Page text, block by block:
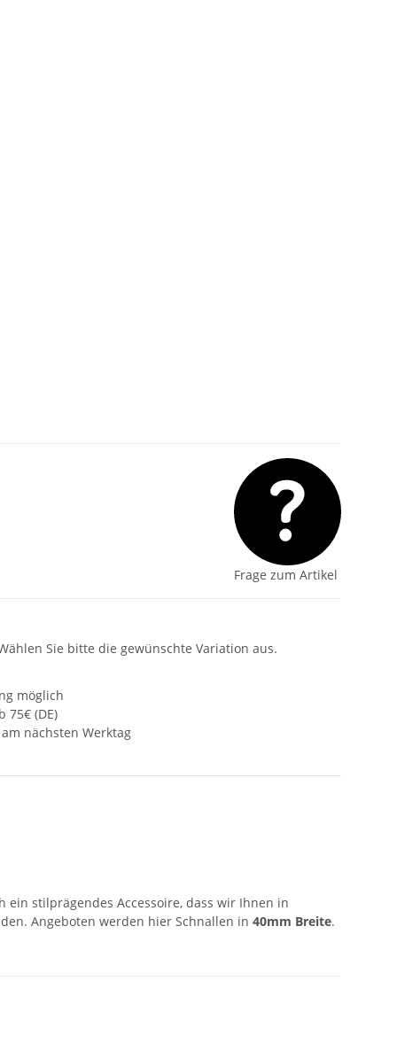
Frage zum Artikel
Sie bitte die gewünschte Variation aus.
möglich
75€ (DE)
nächsten Werktag
stilprägendes Accessoire, dass wir Ihnen in
Angeboten werden hier Schnallen in 40mm Breite.